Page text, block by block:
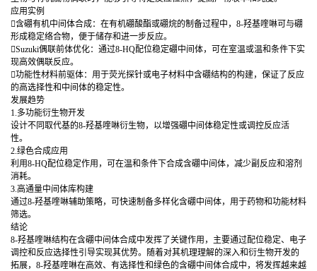
应用实例
含硼有机中间体合成：在有机硼酸酯或硼烷的制备过程中，8-羟基喹啉可与硼
形成稳定络合物，便于储存和进一步反应。
Suzuki偶联前体优化：通过8-HQ配位稳定硼中间体，可在室温或温和条件下实
现高效偶联反应。
功能性材料前驱体：用于荧光探针或电子材料中含硼结构的构建，保证了反应
的高选择性和中间体的稳定性。
发展趋势
1.多功能衍生物开发
设计不同取代基的8-羟基喹啉衍生物，以增强硼中间体稳定性或调控反应活
性。
2.绿色合成应用
利用8-HQ配位稳定作用，可在温和条件下合成含硼中间体，减少副反应和溶剂
消耗。
3.高通量中间体库构建
通过8-羟基喹啉辅助策略，可快速制备多样化含硼中间体，用于药物和功能材料
筛选。
结论
8-羟基喹啉结构在含硼中间体合成中发挥了关键作用，主要通过配位稳定、电子
调控和反应选择性引导实现其优势。随着对其机理理解的深入和衍生物开发的
拓展，8-羟基喹啉在高效、有选择性和绿色的含硼中间体合成中，将发挥越来越